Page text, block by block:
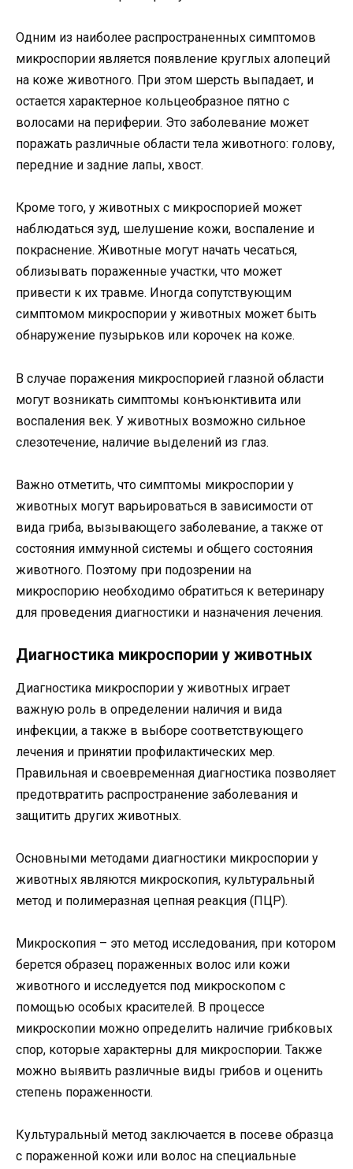
Одним из наиболее распространенных симптомов
микроспории является появление круглых алопеций
на коже животного. При этом шерсть выпадает, и
остается характерное кольцеобразное пятно с
волосами на периферии. Это заболевание может
поражать различные области тела животного: голову,
передние и задние лапы, хвост.
Кроме того, у животных с микроспорией может
наблюдаться зуд, шелушение кожи, воспаление и
покраснение. Животные могут начать чесаться,
облизывать пораженные участки, что может
привести к их травме. Иногда сопутствующим
симптомом микроспории у животных может быть
обнаружение пузырьков или корочек на коже.
В случае поражения микроспорией глазной области
могут возникать симптомы конъюнктивита или
воспаления век. У животных возможно сильное
слезотечение, наличие выделений из глаз.
Важно отметить, что симптомы микроспории у
животных могут варьироваться в зависимости от
вида гриба, вызывающего заболевание, а также от
состояния иммунной системы и общего состояния
животного. Поэтому при подозрении на
микроспорию необходимо обратиться к ветеринару
для проведения диагностики и назначения лечения.
Диагностика микроспории у животных
Диагностика микроспории у животных играет
важную роль в определении наличия и вида
инфекции, а также в выборе соответствующего
лечения и принятии профилактических мер.
Правильная и своевременная диагностика позволяет
предотвратить распространение заболевания и
защитить других животных.
Основными методами диагностики микроспории у
животных являются микроскопия, культуральный
метод и полимеразная цепная реакция (ПЦР).
Микроскопия – это метод исследования, при котором
берется образец пораженных волос или кожи
животного и исследуется под микроскопом с
помощью особых красителей. В процессе
микроскопии можно определить наличие грибковых
спор, которые характерны для микроспории. Также
можно выявить различные виды грибов и оценить
степень пораженности.
Культуральный метод заключается в посеве образца
с пораженной кожи или волос на специальные